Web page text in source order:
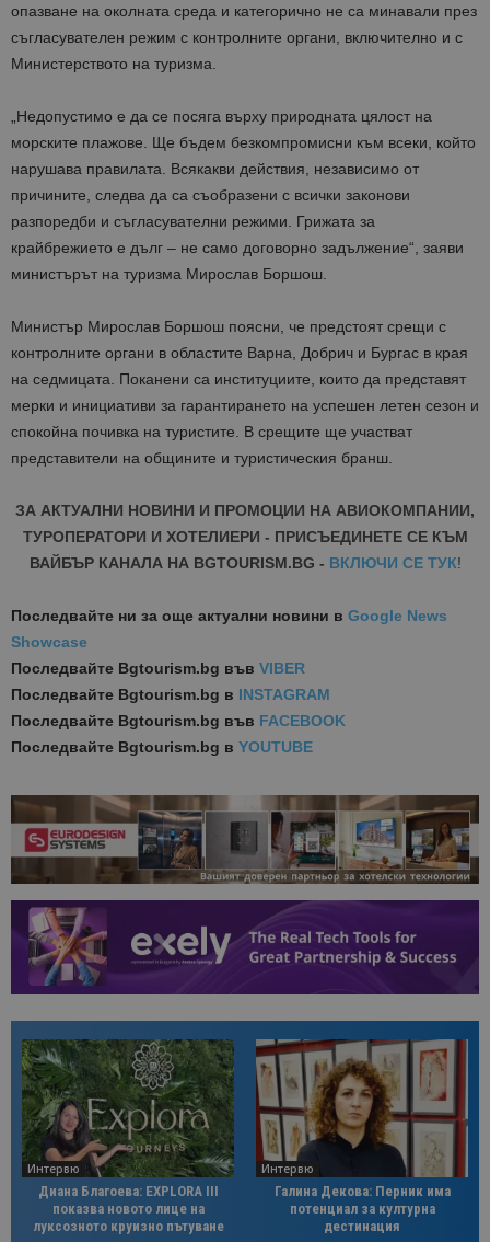
опазване на околната среда и категорично не са минавали през
съгласувателен режим с контролните органи, включително и с
Министерството на туризма.
„Недопустимо е да се посяга върху природната цялост на
морските плажове. Ще бъдем безкомпромисни към всеки, който
нарушава правилата. Всякакви действия, независимо от
причините, следва да са съобразени с всички законови
разпоредби и съгласувателни режими. Грижата за
крайбрежието е дълг – не само договорно задължение“, заяви
министърът на туризма Мирослав Боршош.
Министър Мирослав Боршош поясни, че предстоят срещи с
контролните органи в областите Варна, Добрич и Бургас в края
на седмицата. Поканени са институциите, които да представят
мерки и инициативи за гарантирането на успешен летен сезон и
спокойна почивка на туристите. В срещите ще участват
представители на общините и туристическия бранш.
ЗА АКТУАЛНИ НОВИНИ И ПРОМОЦИИ НА АВИОКОМПАНИИ,
ТУРОПЕРАТОРИ И ХОТЕЛИЕРИ - ПРИСЪЕДИНЕТЕ СЕ КЪМ
ВАЙБЪР КАНАЛА НА BGTOURISM.BG - ВКЛЮЧИ СЕ ТУК!
Последвайте ни за още актуални новини в Google News
Showcase
Последвайте Bgtourism.bg във VIBER
Последвайте Bgtourism.bg в INSTAGRAM
Последвайте Bgtourism.bg във FACEBOOK
Последвайте Bgtourism.bg в YOUTUBE
Интервю
Диана Благоева: EXPLORA III
показва новото лице на
луксозното круизно пътуване
Интервю
Галина Декова: Перник има
потенциал за културна
дестинация